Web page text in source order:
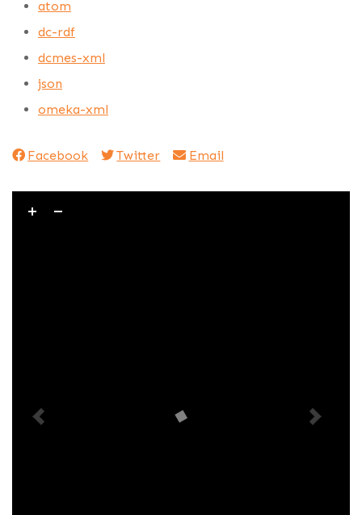
atom
dc-rdf
dcmes-xml
json
omeka-xml
Facebook Twitter Email